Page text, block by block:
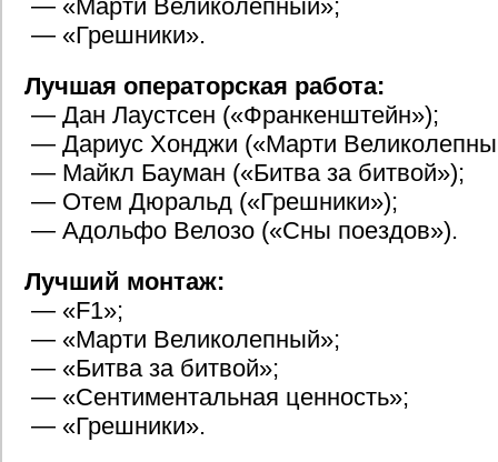
— «Марти Великолепный»;
— «Грешники».
Лучшая операторская работа:
— Дан Лаустсен («Франкенштейн»);
— Дариус Хонджи («Марти
— Майкл Бауман («Битва за битвой»);
— Отем Дюральд («Грешники»);
— Адольфо Велозо («Сны поездов»).
Лучший монтаж:
— «F1»;
— «Марти Великолепный»;
— «Битва за битвой»;
— «Сентиментальная ценность»;
— «Грешники».